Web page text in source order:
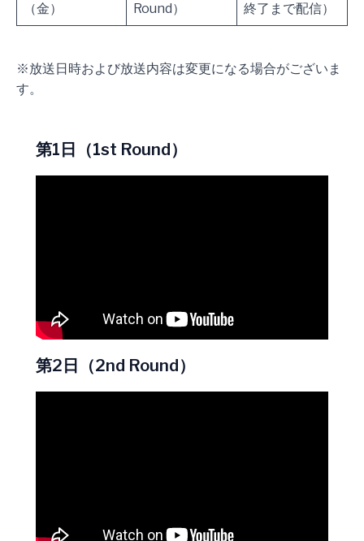
（金）
Round）
終了まで配信）
※放送日時および放送内容は変更になる場合がございま
す。
第1日（1st Round）
第2日（2nd Round）